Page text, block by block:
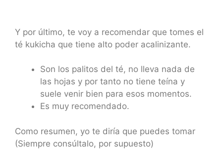
Y por último, te voy a recomendar que tomes el
té kukicha que tiene alto poder acalinizante.
Son los palitos del té, no lleva nada de
las hojas y por tanto no tiene teína y
suele venir bien para esos momentos.
Es muy recomendado.
Como resumen, yo te diría que puedes tomar
(Siempre consúltalo, por supuesto)